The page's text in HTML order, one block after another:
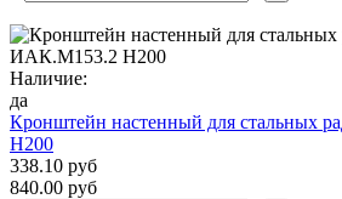
Наличие:
да
Кронштейн настенный для стальных
Н200
338.10 руб
840.00 руб